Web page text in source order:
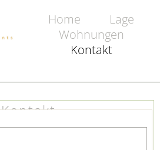
Home
Lage
Wohnungen
Kontakt
Kontakt